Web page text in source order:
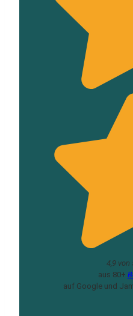
4,9 von
aus 80+
auf Google und